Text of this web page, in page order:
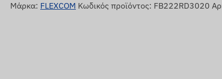
Μάρκα: FLEXCOM Κωδικός προϊόντος: FB222RD3020